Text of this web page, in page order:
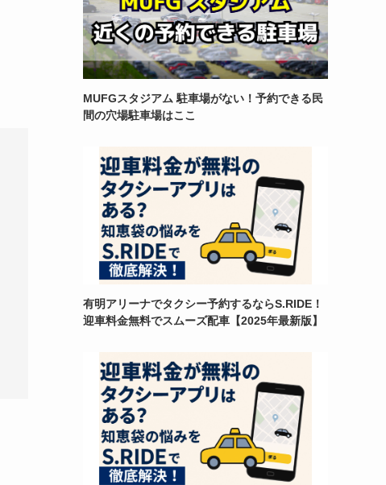
MUFGスタジアム 駐車場がない！予約できる民
間の穴場駐車場はここ
有明アリーナでタクシー予約するならS.RIDE！
迎車料金無料でスムーズ配車【2025年最新版】